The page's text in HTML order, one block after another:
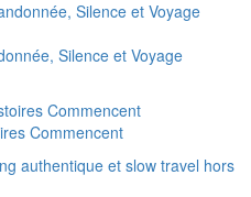
Silence et Voyage
Commencent